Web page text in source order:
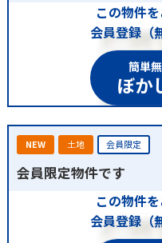
この物件
会員登録（
簡単
ぼか
NEW 土地 会員限定
会員限定物件です
この物件
会員登録（